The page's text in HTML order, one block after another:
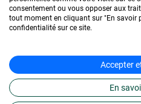
consentement ou vous opposer aux
tout moment en cliquant sur "En savoir
confidentialité sur ce site.
Accepter
En